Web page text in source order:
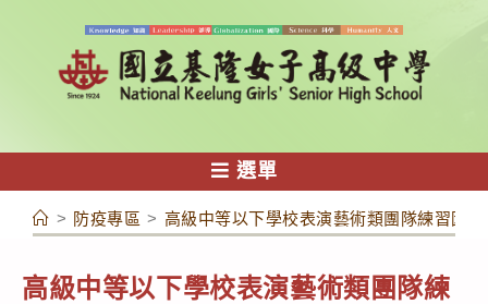
容
選單
> 防疫專區 > 高級中等以下學校表演藝術類團隊練習因
高級中等以下學校表演藝術類團隊練